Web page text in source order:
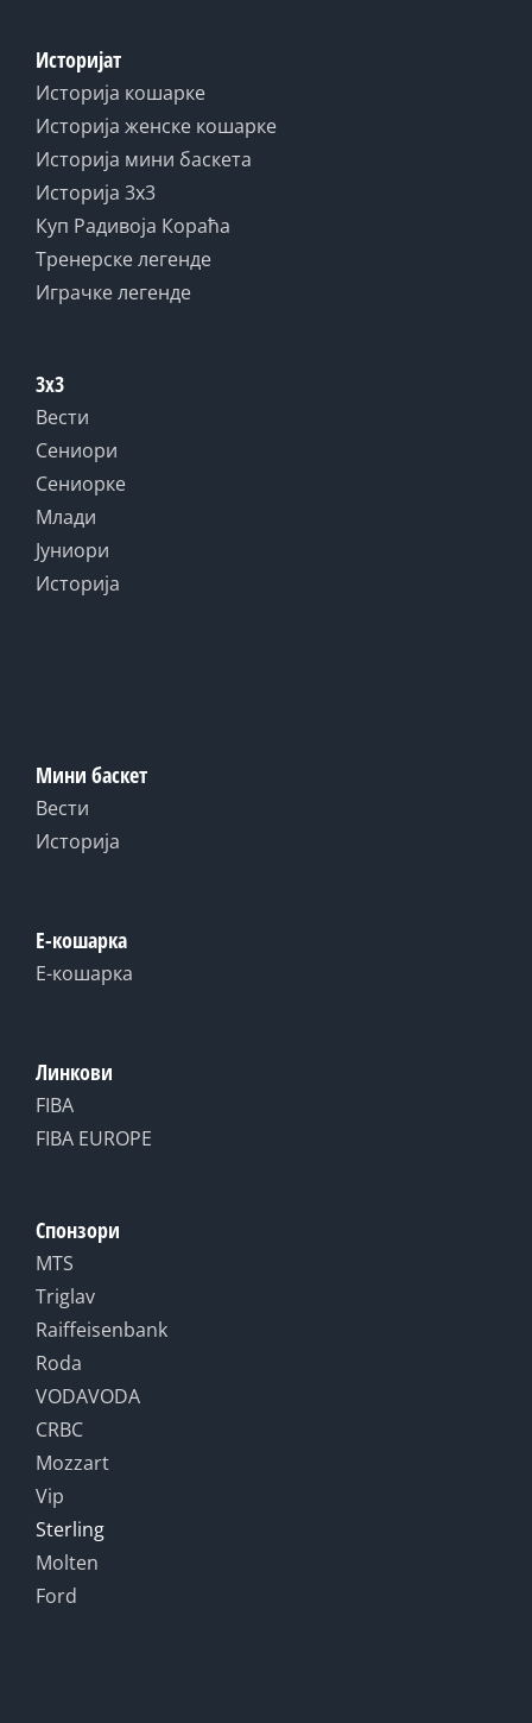
Историјат
Историја кошарке
Историја женске кошарке
Историја мини баскета
Историја 3x3
Куп Радивоја Кораћа
Тренерске легенде
Играчке легенде
3x3
Вести
Сениори
Сениорке
Млади
Јуниори
Историја
Мини баскет
Вести
Историја
Е-кошарка
Е-кошарка
Линкови
FIBA
FIBA EUROPE
Спонзори
MTS
Triglav
Raiffeisenbank
Roda
VODAVODA
CRBC
Mozzart
Vip
Sterling
Molten
Ford